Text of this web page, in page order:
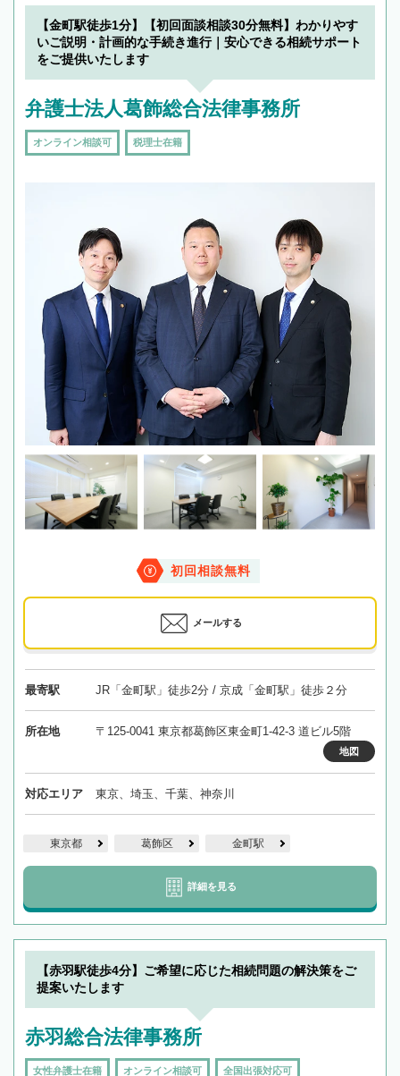
【金町駅徒歩1分】【初回面談相談30分無料】わかりやす
いご説明・計画的な手続き進行｜安心できる相続サポート
をご提供いたします
弁護士法人葛飾総合法律事務所
オンライン相談可 税理士在籍
初回相談無料
メールする
最寄駅 JR「金町駅」徒歩2分 / 京成「金町駅」徒歩２分
所在地 〒125-0041 東京都葛飾区東金町1-42-3 道ビル5階
地図
対応エリア 東京、埼玉、千葉、神奈川
東京都 葛飾区 金町駅
詳細を見る
【赤羽駅徒歩4分】ご希望に応じた相続問題の解決策をご
提案いたします
赤羽総合法律事務所
女性弁護士在籍 オンライン相談可 全国出張対応可